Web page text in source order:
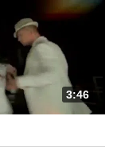
3:46